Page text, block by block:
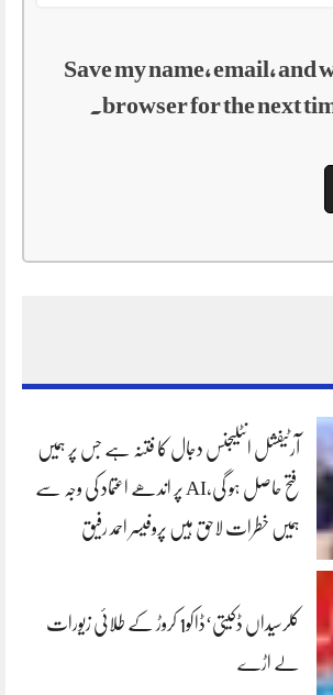
Save my name, email, and
browser for the next
آرٹیفشل انٹلیجنس دجال کا فتنہ ہے جس پر ہمیں
فتح حاصل ہو گی،AI پر اندھے اعتماد کی وجہ سے
ہمیں خطرات لاحق ہیں پروفیسر احمد رفیق
کلرسیداں ڈکیتی‘ڈاکو1 کروڑ کے طلائی زیورات
لے اڑے